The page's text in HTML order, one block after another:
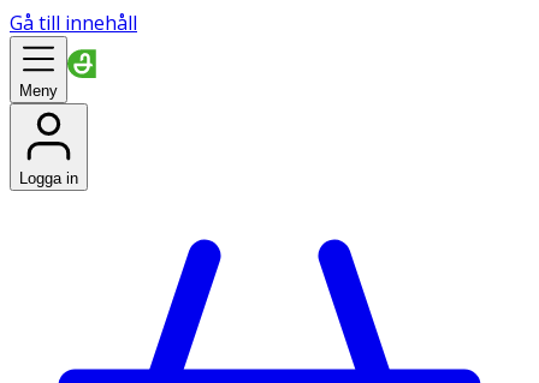
Gå till innehåll
Meny
Logga in